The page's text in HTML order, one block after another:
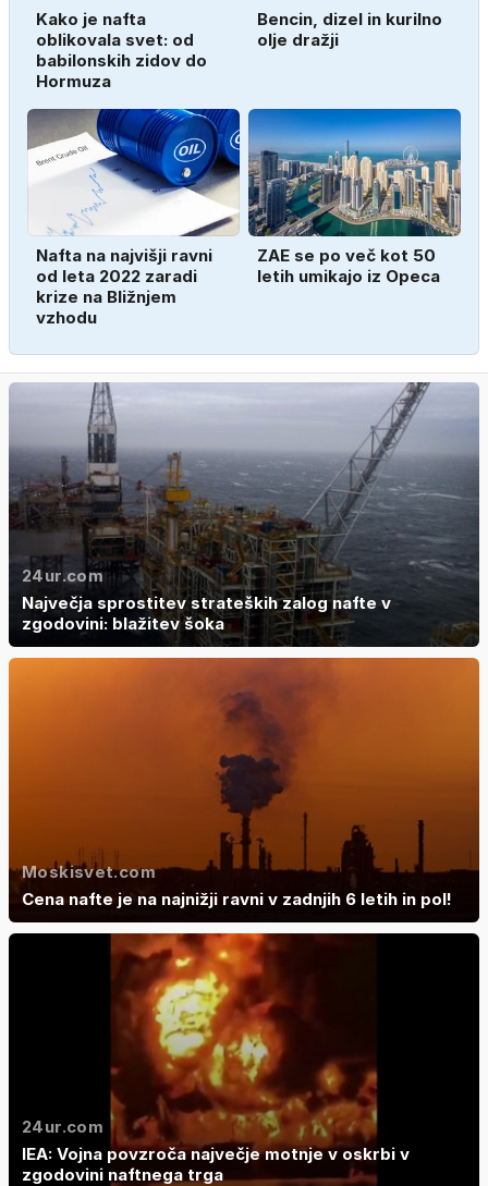
Kako je nafta
oblikovala svet: od
babilonskih zidov do
Hormuza
Bencin, dizel in kurilno
olje dražji
Nafta na najvišji ravni
od leta 2022 zaradi
krize na Bližnjem
vzhodu
ZAE se po več kot 50
letih umikajo iz Opeca
24ur.com
Največja sprostitev strateških zalog nafte v
zgodovini: blažitev šoka
Moskisvet.com
Cena nafte je na najnižji ravni v zadnjih 6 letih in pol!
24ur.com
IEA: Vojna povzroča največje motnje v oskrbi v
zgodovini naftnega trga